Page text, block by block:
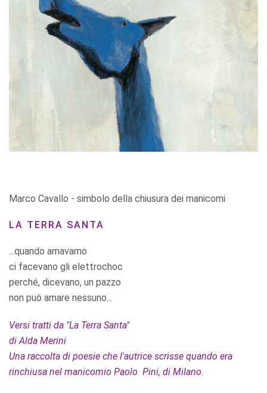
Marco Cavallo - simbolo della chiusura dei manicomi
LA TERRA SANTA
...quando amavamo
ci facevano gli elettrochoc
perché, dicevano, un pazzo
non può amare nessuno...
Versi tratti da "La Terra Santa"
di Alda Merini
Una raccolta di poesie che l'autrice scrisse quando era
rinchiusa nel manicomio Paolo Pini, di Milano.